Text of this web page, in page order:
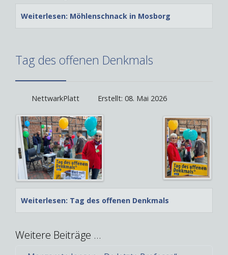
Weiterlesen: Möhlenschnack in Mosborg
Tag des offenen Denkmals
NettwarkPlatt Erstellt: 08. Mai 2026
Weiterlesen: Tag des offenen Denkmals
Weitere Beiträge …